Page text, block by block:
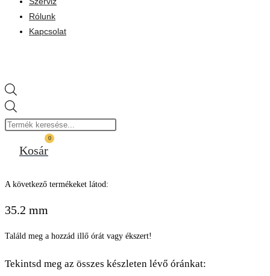
Rólunk
Kapcsolat
search
0
Kosár
A következő termékeket látod:
35.2 mm
Találd meg a hozzád illő órát vagy ékszert!
Tekintsd meg az összes készleten lévő óránkat: